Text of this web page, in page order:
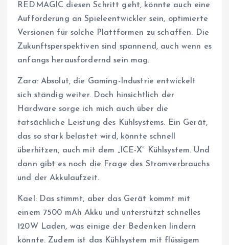
REDMAGIC diesen Schritt geht, könnte auch eine
Aufforderung an Spieleentwickler sein, optimierte
Versionen für solche Plattformen zu schaffen. Die
Zukunftsperspektiven sind spannend, auch wenn es
anfangs herausfordernd sein mag.
Zara: Absolut, die Gaming-Industrie entwickelt
sich ständig weiter. Doch hinsichtlich der
Hardware sorge ich mich auch über die
tatsächliche Leistung des Kühlsystems. Ein Gerät,
das so stark belastet wird, könnte schnell
überhitzen, auch mit dem „ICE-X“ Kühlsystem. Und
dann gibt es noch die Frage des Stromverbrauchs
und der Akkulaufzeit.
Kael: Das stimmt, aber das Gerät kommt mit
einem 7500 mAh Akku und unterstützt schnelles
120W Laden, was einige der Bedenken lindern
könnte. Zudem ist das Kühlsystem mit flüssigem